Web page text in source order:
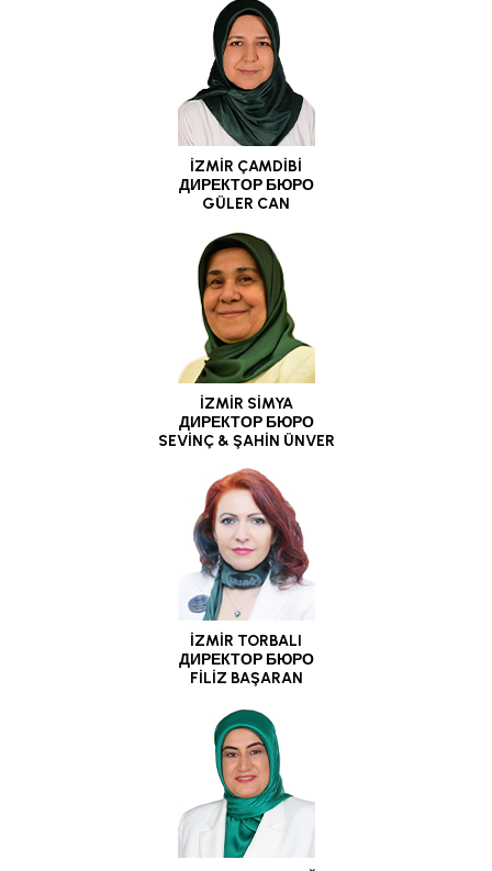
İZMİR ÇAMDİBİ
ДИРЕКТОР БЮРО
GÜLER CAN
İZMİR SİMYA
ДИРЕКТОР БЮРО
SEVİNÇ & ŞAHİN ÜNVER
İZMİR TORBALI
ДИРЕКТОР БЮРО
FİLİZ BAŞARAN